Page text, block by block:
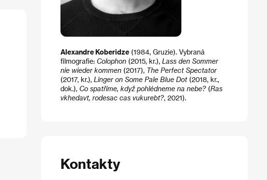
Alexandre Koberidze(1984, Gruzie). Vybraná
filmografie: Colophon(2015, kr.), Lass den Sommer
nie wieder kommen(2017), The Perfect Spectator
(2017, kr.), Linger on Some Pale Blue Dot(2018, kr.,
dok.),Co spatříme, když pohlédneme na nebe?​ (Ras
vkhedavt, rodesac cas vukurebt?, 2021).
Kontakty